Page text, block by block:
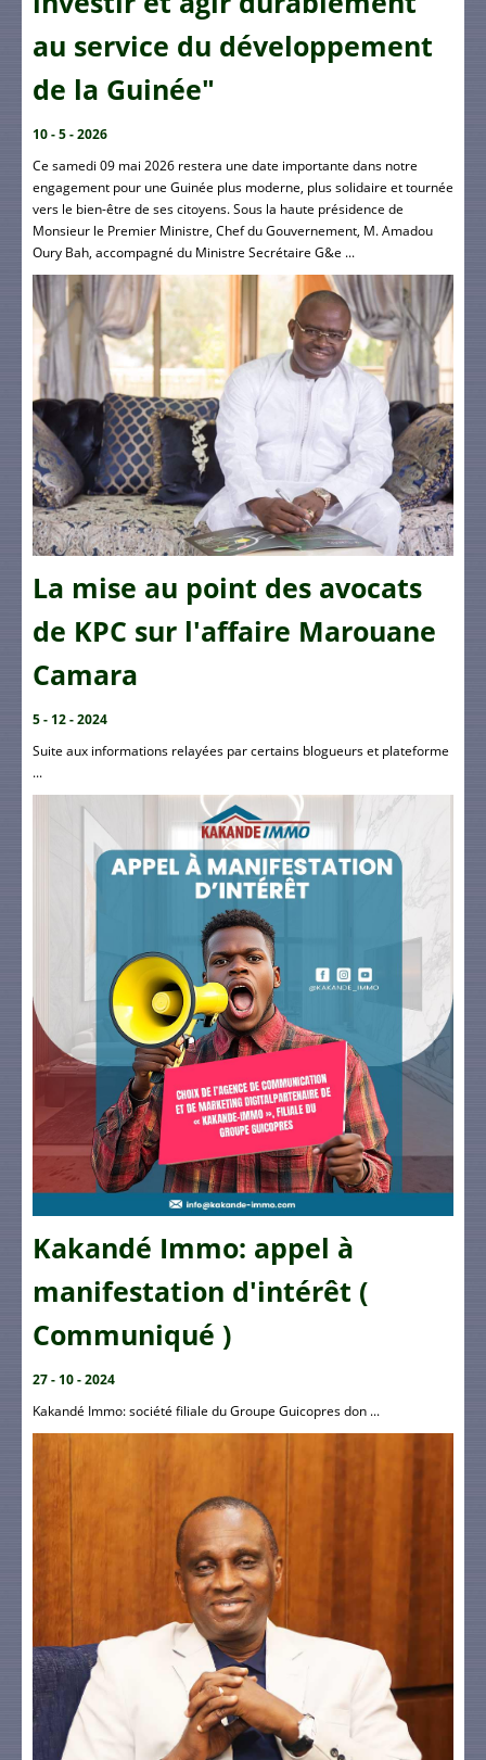
au service du développement
de la Guinée"
10 - 5 - 2026
Ce samedi 09 mai 2026 restera une date importante dans notre
engagement pour une Guinée plus moderne, plus solidaire et tournée
vers le bien-être de ses citoyens. Sous la haute présidence de
Monsieur le Premier Ministre, Chef du Gouvernement, M. Amadou
Oury Bah, accompagné du Ministre Secrétaire G&e ...
La mise au point des avocats
de KPC sur l'affaire Marouane
Camara
5 - 12 - 2024
Suite aux informations relayées par certains blogueurs et plateforme
...
Kakandé Immo: appel à
manifestation d'intérêt (
Communiqué )
27 - 10 - 2024
Kakandé Immo: société filiale du Groupe Guicopres don ...